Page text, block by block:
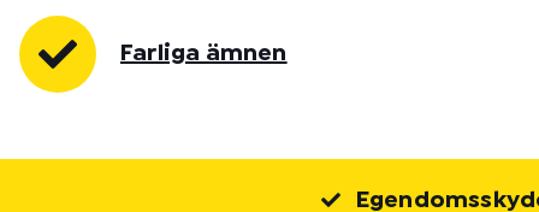
Farliga ämnen
Egendomsskydd